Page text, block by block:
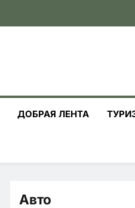
ДОБРАЯ ЛЕНТА
Авто